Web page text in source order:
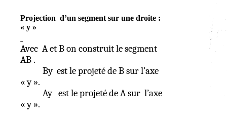
Projection d’un segment sur une droite :
« y »
Avec A et B on construit le segment
AB .
By est le projeté de B sur l’axe
« y ».
Ay est le projeté de A sur l’axe
« y ».